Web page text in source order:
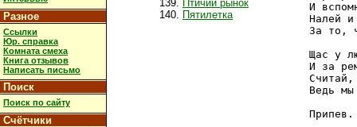
Разное
Ссылки
Юр. справка
Комната смеха
Книга отзывов
Написать письмо
Поиск
Поиск по сайту
Счётчики
Птичий рынок
Пятилетка
И
Налей
За то,
Щас у
И за
Ведь
Припев.